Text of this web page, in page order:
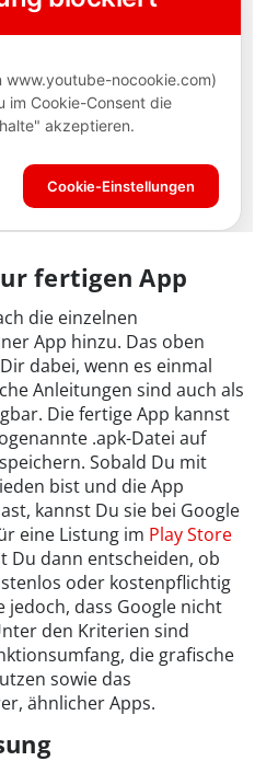
fertigen App
die einzelnen
App hinzu. Das oben
dabei, wenn es einmal
Anleitungen sind auch als
Die fertige App kannst
.apk-Datei auf
Sobald Du mit
bist und die App
kannst Du sie bei Google
eine Listung im Play Store
Du dann entscheiden, ob
oder kostenpflichtig
jedoch, dass Google nicht
den Kriterien sind
die grafische
sowie das
ähnlicher Apps.